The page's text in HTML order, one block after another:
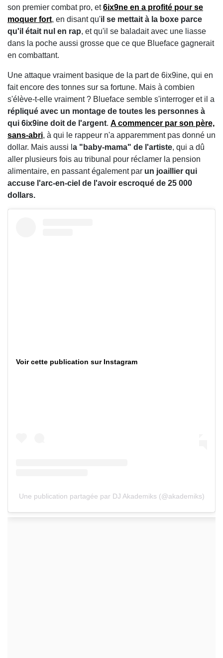
son premier combat pro, et6ix9ne en a profité pour se
moquer fort, en disant qu'il se mettait à la boxe parce
qu'il était nul en rap, et qu'il se baladait avec une liasse
dans la poche aussi grosse que ce que Blueface gagnerait
en combattant.
Une attaque vraiment basique de la part de 6ix9ine, qui en
fait encore des tonnes sur sa fortune. Mais à combien
s'élève-t-elle vraiment ? Blueface semble s'interroger et il a
répliqué avec un montage de toutes les personnes à
qui 6ix9ine doit de l'argent. A commencer par son père,
sans-abri, à qui le rappeur n'a apparemment pas donné un
dollar. Mais aussi l a "baby-mama" de l'artiste, qui a dû
aller plusieurs fois au tribunal pour réclamer la pension
alimentaire, en passant également par un joaillier qui
accuse l'arc-en-ciel de l'avoir escroqué de 25 000
dollars.
Voir cette publication sur Instagram
Une publication partagée par DJ Akademiks (@akademiks)